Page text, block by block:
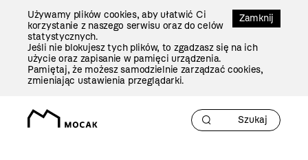
Zamknij
Używamy plików cookies, aby ułatwić Ci
korzystanie z naszego serwisu oraz do celów
statystycznych.
Jeśli nie blokujesz tych plików, to zgadzasz się na ich
użycie oraz zapisanie w pamięci urządzenia.
Pamiętaj, że możesz samodzielnie zarządzać cookies,
zmieniając ustawienia przeglądarki.